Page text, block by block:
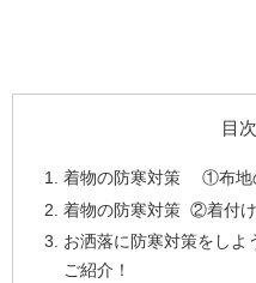
目次
着物の防寒対策 ①布地
着物の防寒対策 ②着付
お洒落に防寒対策をしよ
ご紹介！